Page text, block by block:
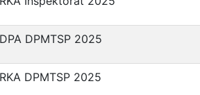
DPA DPMTSP 2025
RKA DPMTSP 2025